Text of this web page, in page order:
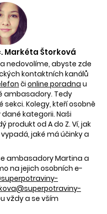
Markéta Štorková
nedovolíme, abyste zde
kontaktních kanálů
či online poradna u
ambasadory. Tedy
Kolegy, kteří osobně
kategorii. Naši
od A do Z. Ví, jak
jaké má účinky a
ambasadory Martina a
na jejich osobních e-
vždy a se vším